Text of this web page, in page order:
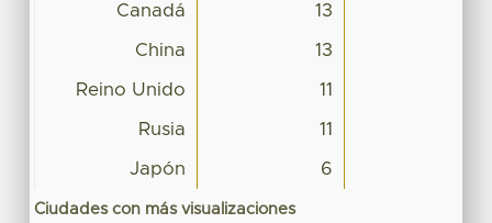
Canadá 13
China 13
Reino Unido 11
Rusia 11
Japón 6
Ciudades con más visualizaciones